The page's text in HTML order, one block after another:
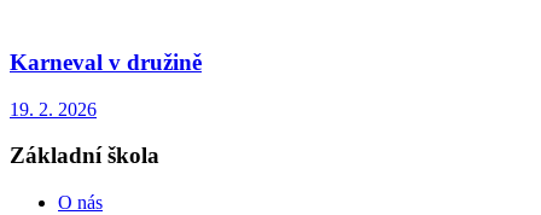
Karneval v družině
19. 2. 2026
Základní škola
O nás